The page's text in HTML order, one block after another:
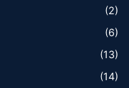
(2)
(6)
(13)
(14)